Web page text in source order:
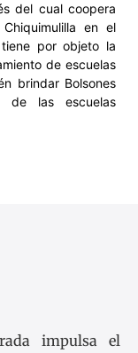
del cual coopera
en el
por objeto la
de escuelas
brindar Bolsones
de las escuelas
impulsa el